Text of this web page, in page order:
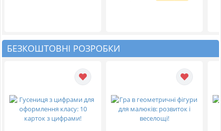
БЕЗКОШТОВНІ РОЗРОБКИ